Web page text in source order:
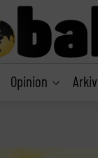
Opinion Arkiv